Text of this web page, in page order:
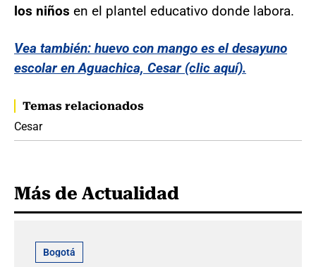
los niños en el plantel educativo donde labora.
Vea también: huevo con mango es el desayuno
escolar en Aguachica, Cesar (clic aquí).
Temas relacionados
Cesar
Más de Actualidad
Bogotá